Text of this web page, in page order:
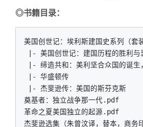
◎书籍目录：
美国创世记：埃利斯建国史系列（
|- 美国创世记：建国历程的胜利
|- 缔造共和：美利坚合众国的诞
|- 华盛顿传
|- 杰斐逊传：美国的斯芬克斯
奠基者：独立战争那一代.pdf
革命之夏美国独立的起源.pdf
杰斐逊选集（朱曾汶译，替本，商